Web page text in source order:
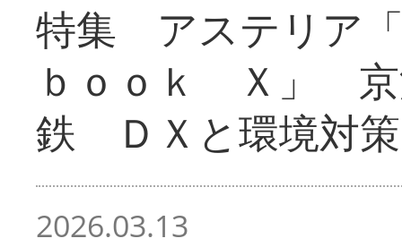
特集 アステリア
ｂｏｏｋ Ｘ」 京
鉄 ＤＸと環境対策
2026.03.13